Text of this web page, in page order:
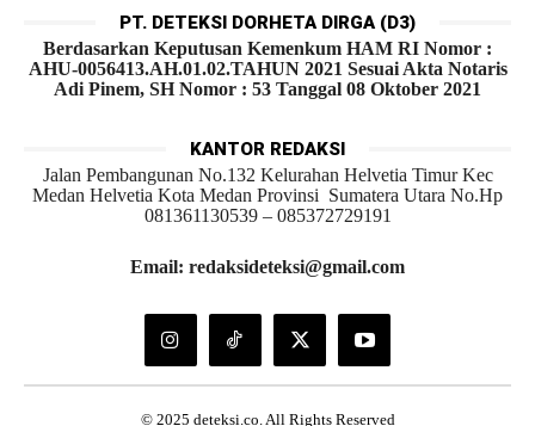
PT. DETEKSI DORHETA DIRGA (D3)
Berdasarkan Keputusan Kemenkum HAM RI Nomor :
AHU-0056413.AH.01.02.TAHUN 2021 Sesuai Akta Notaris
Adi Pinem, SH Nomor : 53 Tanggal 08 Oktober 2021
KANTOR REDAKSI
Jalan Pembangunan No.132 Kelurahan Helvetia Timur Kec
Medan Helvetia Kota Medan Provinsi Sumatera Utara No.Hp
081361130539 – 085372729191
Email: redaksideteksi@gmail.com
© 2025 deteksi.co. All Rights Reserved